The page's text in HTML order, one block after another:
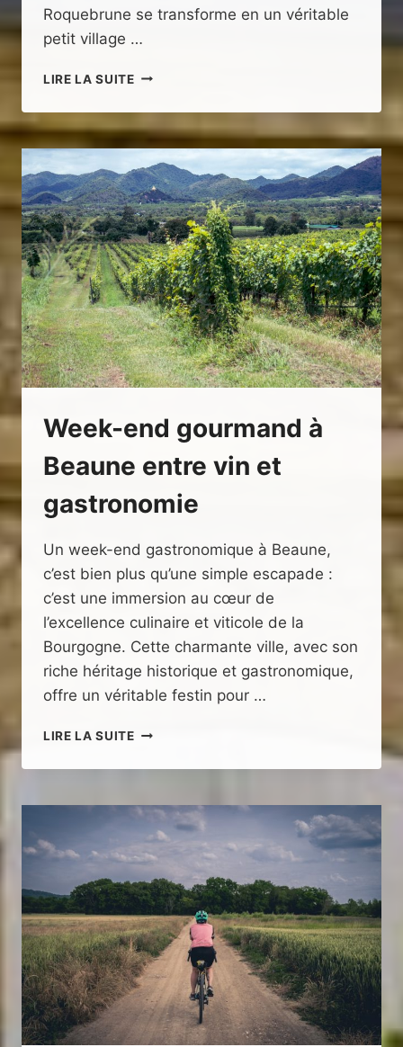
Roquebrune se transforme en un véritable
petit village …
LIRE LA SUITEDÉCOUVREZ
TRICYCLETTE’,
UN
SPECTACLE
MUSICAL
ENCHANTEUR
AU
DOMAINE
LE
BROCA
Week-end gourmand à
Beaune entre vin et
gastronomie
Un week-end gastronomique à Beaune,
c’est bien plus qu’une simple escapade :
c’est une immersion au cœur de
l’excellence culinaire et viticole de la
Bourgogne. Cette charmante ville, avec son
riche héritage historique et gastronomique,
offre un véritable festin pour …
LIRE LA SUITEWEEK-
GOURMAND
BEAUNE
VIN
ET
GASTRONOMIE